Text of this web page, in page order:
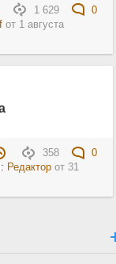
1 629
0
от 1 августа
358
0
Редакторот 31